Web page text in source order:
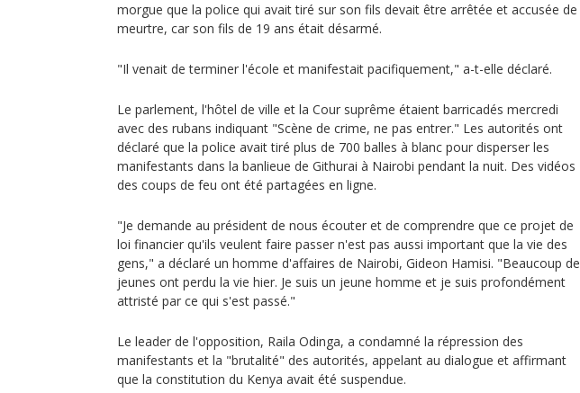
morgue que la police qui avait tiré sur son fils devait être arrêtée et accusée de
meurtre, car son fils de 19 ans était désarmé.
"Il venait de terminer l'école et manifestait pacifiquement," a-t-elle déclaré.
Le parlement, l'hôtel de ville et la Cour suprême étaient barricadés mercredi
avec des rubans indiquant "Scène de crime, ne pas entrer." Les autorités ont
déclaré que la police avait tiré plus de 700 balles à blanc pour disperser les
manifestants dans la banlieue de Githurai à Nairobi pendant la nuit. Des vidéos
des coups de feu ont été partagées en ligne.
"Je demande au président de nous écouter et de comprendre que ce projet de
loi financier qu'ils veulent faire passer n'est pas aussi important que la vie des
gens," a déclaré un homme d'affaires de Nairobi, Gideon Hamisi. "Beaucoup de
jeunes ont perdu la vie hier. Je suis un jeune homme et je suis profondément
attristé par ce qui s'est passé."
Le leader de l'opposition, Raila Odinga, a condamné la répression des
manifestants et la "brutalité" des autorités, appelant au dialogue et affirmant
que la constitution du Kenya avait été suspendue.